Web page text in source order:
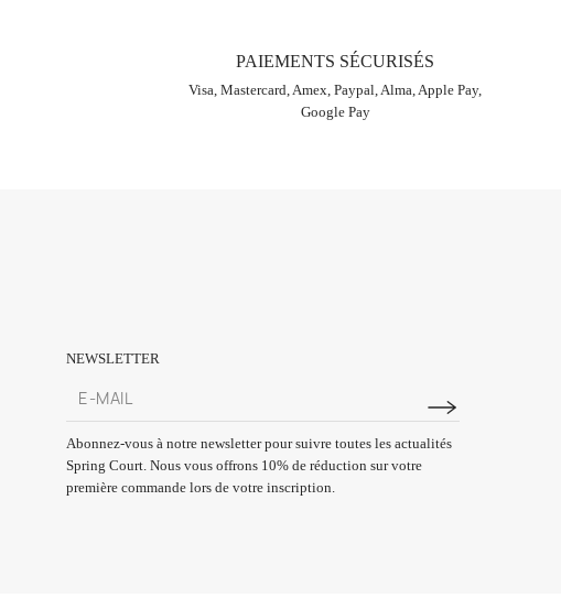
PAIEMENTS SÉCURISÉS
Visa, Mastercard, Amex, Paypal, Alma, Apple Pay,
Google Pay
NEWSLETTER
Abonnez-vous à notre newsletter pour suivre toutes les actualités
Spring Court. Nous vous offrons 10% de réduction sur votre
première commande lors de votre inscription.